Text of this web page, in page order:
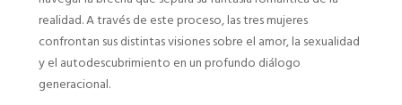
realidad. A través de este proceso, las tres mujeres
confrontan sus distintas visiones sobre el amor, la sexualidad
y el autodescubrimiento en un profundo diálogo
generacional.